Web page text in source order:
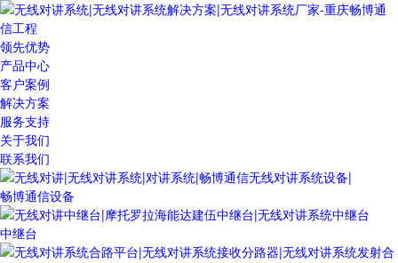
领先优势
产品中心
客户案例
解决方案
服务支持
关于我们
联系我们
畅博通信设备
中继台